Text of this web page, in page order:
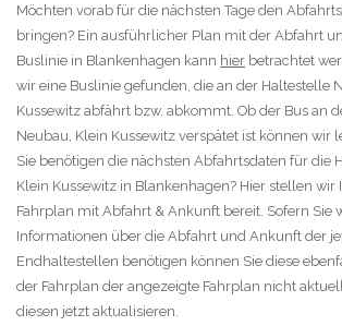
Möchten vorab für die nächsten Tage den
bringen? Ein ausführlicher Plan mit der Abfahrt
Buslinie in Blankenhagen kann hier betrachtet
wir eine Buslinie gefunden, die an der Haltestelle
Kussewitz abfährt bzw. abkommt. Ob der Bus an
Neubau, Klein Kussewitz verspätet ist können wir
Sie benötigen die nächsten Abfahrtsdaten für die
Klein Kussewitz in Blankenhagen? Hier stellen
Fahrplan mit Abfahrt & Ankunft bereit. Sofern Sie
Informationen über die Abfahrt und Ankunft der
Endhaltestellen benötigen können Sie diese
der Fahrplan der angezeigte Fahrplan nicht
diesen jetzt aktualisieren.